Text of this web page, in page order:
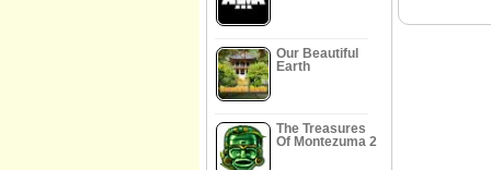
Our Beautiful
Earth
The Treasures
Of Montezuma 2